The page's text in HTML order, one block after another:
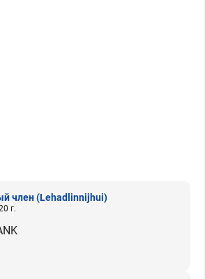
член(Lehadlinnijhui)
г.